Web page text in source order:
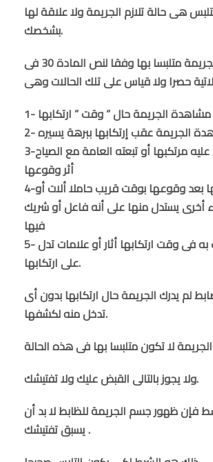
هى حالة تلازم الجريمة ولا علاقة لها
بشخصك.
فتكون الجريمة متلبسا بها وفقا لنص المادة 30 فى
1- مشاهدة الجريمة حال ” وقت ” ارتكابها
3-إذا إتبع المجنى عليه مرتكبها أو تبعته العامة مع الصياح
أثر وقوعها
4-إذا وجد مرتكبها بعد وقوعها بوقت قريب حاملا ألات أو
أخرى يستدل منها على أنه فاعل أو شريك
فيها
5- أو إذا وجدت به فى وقت ارتكابها أثار أو علامات تدل
على ارتكابها.
لم يدرك الجريمة حال ارتكابها بدون أى
تدخل منه لكشفها.
ولا يجوز بالتالى القبض عليك ولا تفتيشك.
فإن ظهور جسم الجريمة للظابط لا بد أن
يسبق تفتيشك .